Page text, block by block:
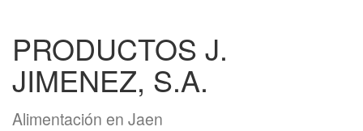
PRODUCTOS J.
JIMENEZ, S.A.
Alimentación en Jaen